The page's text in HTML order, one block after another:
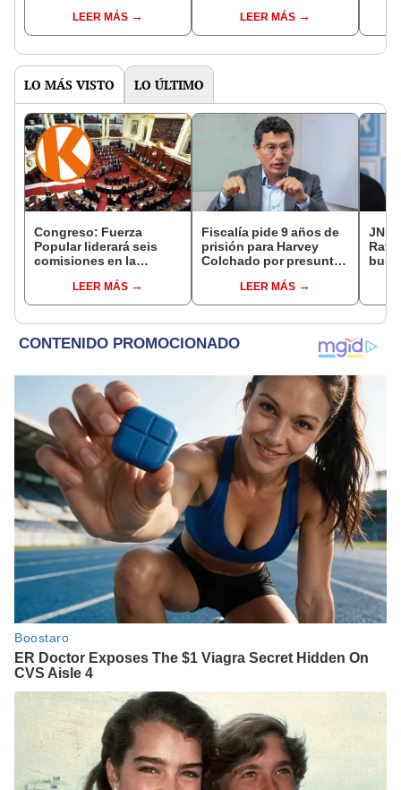
Elecciones 2026
LEER MÁS
las Elecciones 2026
LEER MÁS
LO MÁS VISTO LO ÚLTIMO
Congreso: Fuerza
Popular liderará seis
comisiones en la
LEER MÁS
Fiscalía pide 9 años de
prisión para Harvey
Colchado por presunta
incompatible y falsedad
ideológica
LEER MÁS
JNE